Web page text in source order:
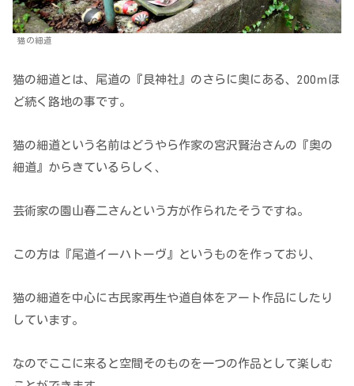
猫の細道
猫の細道とは、尾道の『艮神社』のさらに奥にある、200ｍほ
ど続く路地の事です。
猫の細道という名前はどうやら作家の宮沢賢治さんの『奥の
細道』からきているらしく、
芸術家の園山春二さんという方が作られたそうですね。
この方は『尾道イーハトーヴ』というものを作っており、
猫の細道を中心に古民家再生や道自体をアート作品にしたり
しています。
なのでここに来ると空間そのものを一つの作品として楽しむ